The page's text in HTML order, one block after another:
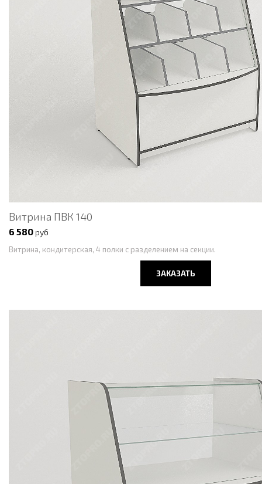
Витрина ПВК 140
6 580 руб
Витрина, кондитерская, 4 полки с разделением на секции.
ЗАКАЗАТЬ